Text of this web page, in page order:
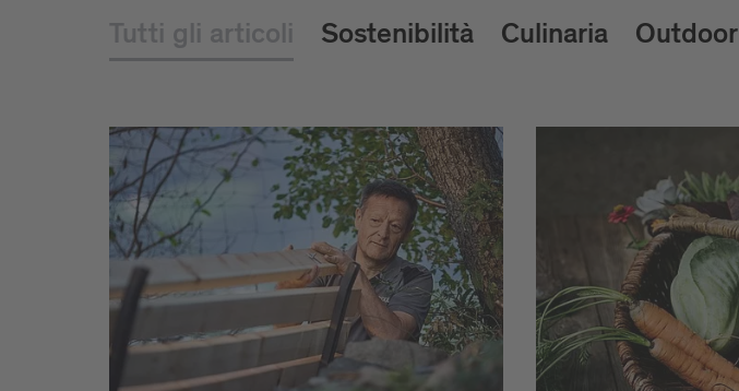
Tutti gli articoli Sostenibilità Culinaria Outdoor